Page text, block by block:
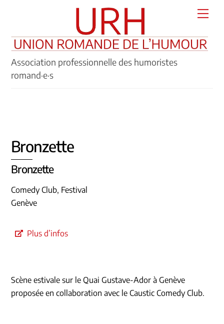
Association professionnelle des humoristes
romand·e·s
Bronzette
Bronzette
Comedy Club, Festival
Genève
Plus d’infos
Scène estivale sur le Quai Gustave-Ador à Genève
proposée en collaboration avec le Caustic Comedy Club.